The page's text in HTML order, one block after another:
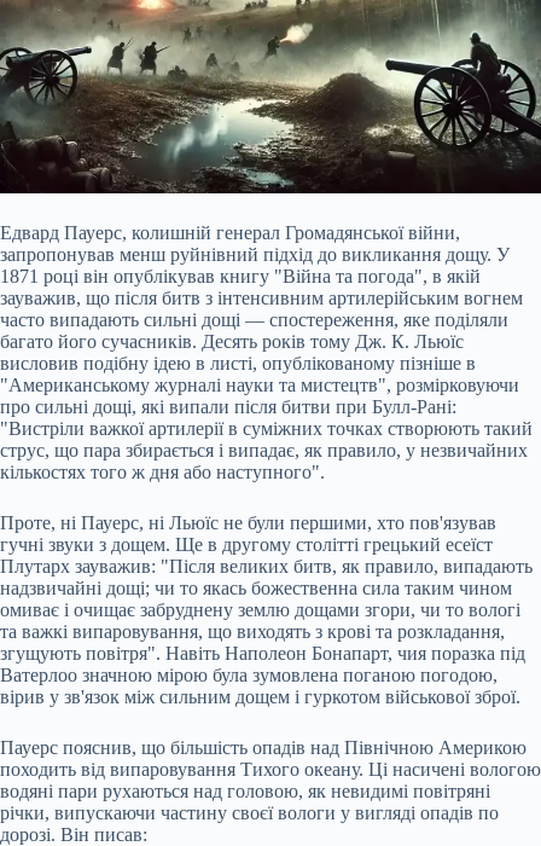
Едвард Пауерс, колишній генерал Громадянської війни,
запропонував менш руйнівний підхід до викликання дощу. У
1871 році він опублікував книгу "Війна та погода", в якій
зауважив, що після битв з інтенсивним артилерійським вогнем
часто випадають сильні дощі — спостереження, яке поділяли
багато його сучасників. Десять років тому Дж. К. Льюїс
висловив подібну ідею в листі, опублікованому пізніше в
"Американському журналі науки та мистецтв", розмірковуючи
про сильні дощі, які випали після битви при Булл-Рані:
"Вистріли важкої артилерії в суміжних точках створюють такий
струс, що пара збирається і випадає, як правило, у незвичайних
кількостях того ж дня або наступного".
Проте, ні Пауерс, ні Льюїс не були першими, хто пов'язував
гучні звуки з дощем. Ще в другому столітті грецький есеїст
Плутарх зауважив: "Після великих битв, як правило, випадають
надзвичайні дощі; чи то якась божественна сила таким чином
омиває і очищає забруднену землю дощами згори, чи то вологі
та важкі випаровування, що виходять з крові та розкладання,
згущують повітря". Навіть Наполеон Бонапарт, чия поразка під
Ватерлоо значною мірою була зумовлена поганою погодою,
вірив у зв'язок між сильним дощем і гуркотом військової зброї.
Пауерс пояснив, що більшість опадів над Північною Америкою
походить від випаровування Тихого океану. Ці насичені вологою
водяні пари рухаються над головою, як невидимі повітряні
річки, випускаючи частину своєї вологи у вигляді опадів по
дорозі. Він писав: